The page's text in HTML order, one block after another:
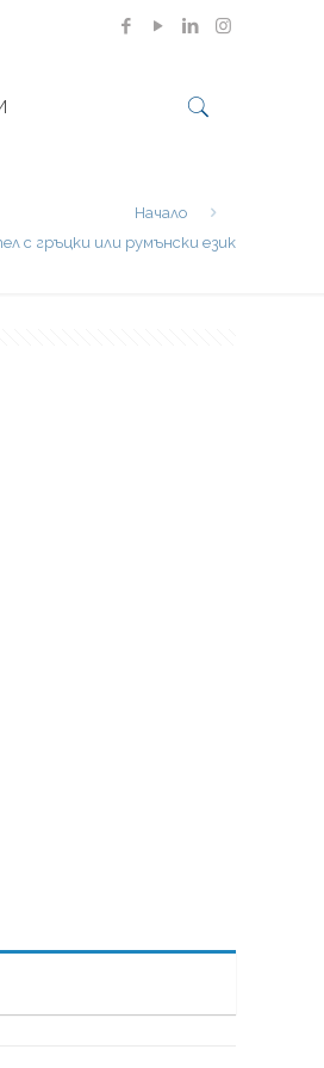
Начало
с гръцки или румънски език